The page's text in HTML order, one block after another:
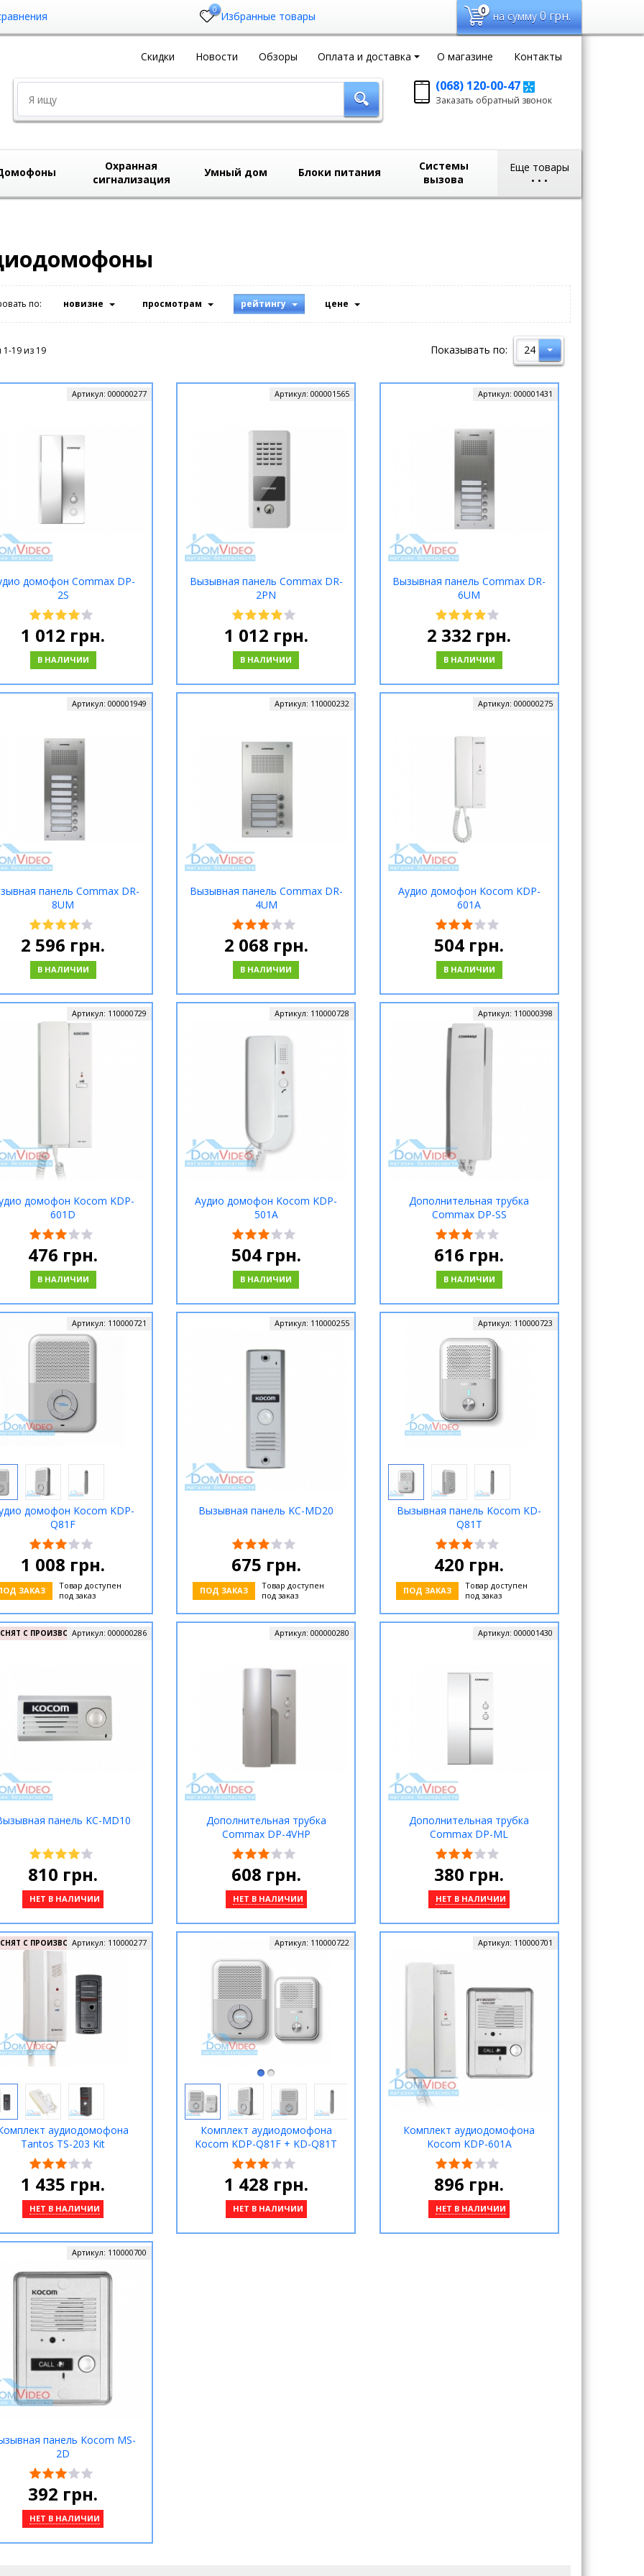
0 Избранные товары 0 на сумму 0грн.
Скидки Новости Обзоры Оплата и доставка О магазине Контакты
(068) 120-00-47
Заказать обратный
Заказать обратный звонок
Еще товары
• • •
Охранная
сигнализация
Умный дом Блоки питания
Системы
вызова
по: новизне просмотрам рейтингу цене
Показывать по: 24
19 из 19
домофон Commax DP-
2S
Артикул: 000000277
1 012 грн.
В НАЛИЧИИ
Вызывная панель Commax DR-
2PN
Артикул:000001565
1 012 грн.
В НАЛИЧИИ
Вызывная панель Commax DR-
6UM
Артикул: 000001431
2 332 грн.
В НАЛИЧИИ
панель Commax DR-
8UM
Артикул: 000001949
2 596 грн.
В НАЛИЧИИ
Вызывная панель Commax DR-
4UM
Артикул: 110000232
2 068 грн.
В НАЛИЧИИ
Аудио домофон Kocom KDP-
601A
Артикул: 000000275
504 грн.
В НАЛИЧИИ
домофон Kocom KDP-
601D
Артикул: 110000729
476 грн.
В НАЛИЧИИ
Аудио домофон Kocom KDP-
501A
Артикул: 110000728
504грн.
В НАЛИЧИИ
Дополнительная трубка
Commax DP-SS
Артикул: 110000398
616 грн.
В НАЛИЧИИ
домофон Kocom KDP-
Q81F
Артикул: 110000721
1 008 грн.
ЗАКАЗ
Товар доступен
под заказ
Вызывная панель KC-MD20
Артикул: 110000255
675 грн.
ПОД ЗАКАЗ
Товар доступен
под заказ
Вызывная панель Kocom KD-
Q81T
Артикул: 110000723
420 грн.
ПОД ЗАКАЗ
Товар доступен
под заказ
СНЯТ С ПРОИЗВОДСТВА
панель KC-MD10
Артикул: 000000286
810 грн.
НЕТ В НАЛИЧИИ
Дополнительная трубка
Commax DP-4VHP
Артикул:000000280
608 грн.
НЕТ В НАЛИЧИИ
Дополнительная трубка
Commax DP-ML
Артикул: 000001430
380 грн.
НЕТ В НАЛИЧИИ
СНЯТ С ПРОИЗВОДСТВА
аудиодомофона
Tantos TS-203 Kit
Артикул: 110000277
1 435 грн.
НЕТ В НАЛИЧИИ
Комплект аудиодомофона
Kocom KDP-Q81F + KD-Q81T
Артикул: 110000722
1 428 грн.
НЕТ В НАЛИЧИИ
Комплект аудиодомофона
Kocom KDP-601A
Артикул: 110000701
896 грн.
НЕТ В НАЛИЧИИ
панель Kocom MS-
2D
Артикул: 110000700
392 грн.
НЕТ В НАЛИЧИИ